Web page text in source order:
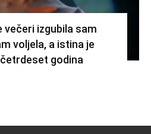
večeri izgubila sam
voljela, a istina je
godina